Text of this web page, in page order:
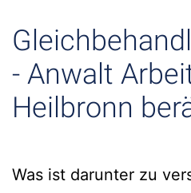
- Anwalt
Heilbronn
Was ist darunter zu